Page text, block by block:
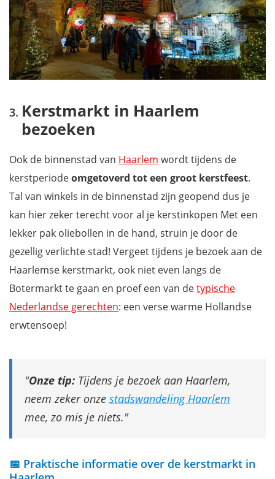
Kerstmarkt in Haarlem
bezoeken
Ook de binnenstad van Haarlem wordt tijdens de
kerstperiodeomgetoverd tot een groot kerstfeest.
Tal van winkels in de binnenstad zijn geopend dus je
kan hier zeker terecht voor al je kerstinkopen Met een
lekker pak oliebollen in de hand, struin je door de
gezellig verlichte stad! Vergeet tijdens je bezoek aan de
Haarlemse kerstmarkt, ook niet even langs de
Botermarkt te gaan en proef een van detypische
Nederlandse gerechten: een verse warme Hollandse
erwtensoep!
Onze tip: Tijdens je bezoek aan Haarlem,
neem zeker onze stadswandeling Haarlem
mee, zo mis je niets.
📅 Praktische informatie over de kerstmarkt in